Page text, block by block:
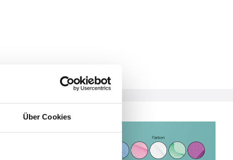
Über Cookies